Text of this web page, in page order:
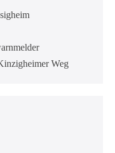
Weg